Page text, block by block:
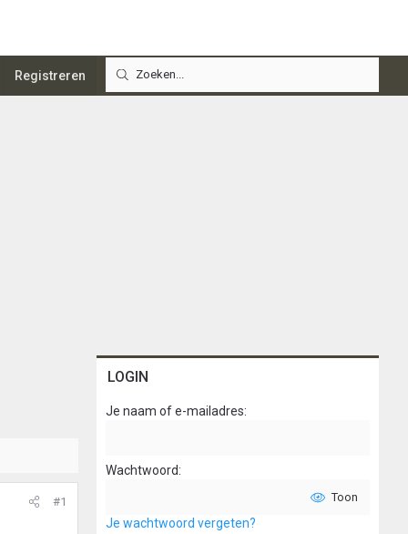
Registreren
#1
LOGIN
Je naam of e-mailadres
Wachtwoord
Toon
Je wachtwoord vergeten?